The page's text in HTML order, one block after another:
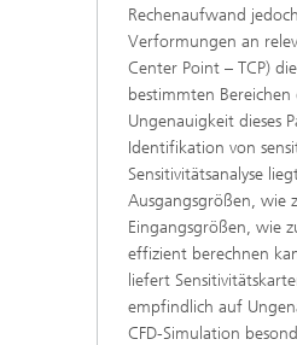
Rechenaufwand
Verformungen an
Center Point – TCP)
bestimmten
Ungenauigkeit dieses
Identifikation von
Sensitivitätsanalyse
Ausgangsgrößen, wie
Eingangsgrößen, wie
effizient berechnen
liefert
empfindlich auf
CFD-Simulation